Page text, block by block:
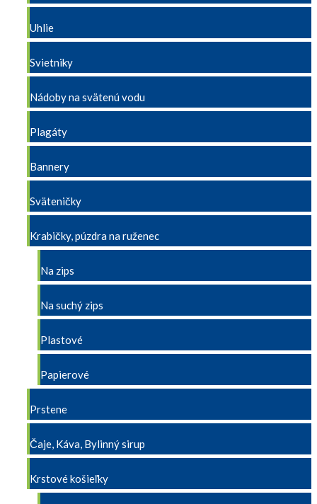
Uhlie
Svietniky
Nádoby na svätenú vodu
Plagáty
Bannery
Sväteničky
Krabičky, púzdra na ruženec
Na zips
Na suchý zips
Plastové
Papierové
Prstene
Čaje, Káva, Bylinný sirup
Krstové košieľky